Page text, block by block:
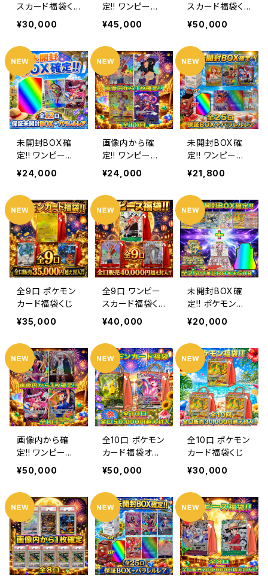
スカード福袋く
じ
¥30,000
定!! ワンピース
カードオリパ
¥45,000
スカード福袋く
じ
¥50,000
未開封BOX確
定!! ワンピース
オリパくじ
¥24,000
画像内から確
定!! ワンピース
カードオリパ
¥24,000
未開封BOX確
定!! ワンピース
オリパくじ
¥21,800
全9口 ポケモン
カード福袋くじ
¥35,000
全9口 ワンピー
スカード福袋く
じ
¥40,000
未開封BOX確
定!! ポケモンオ
リパ【ポケモンカ
ード】
¥20,000
画像内から確
定!! ワンピース
カードオリパ
¥50,000
全10口 ポケモン
カード福袋オリ
パくじ
¥50,000
全10口 ポケモン
カード福袋くじ
¥30,000